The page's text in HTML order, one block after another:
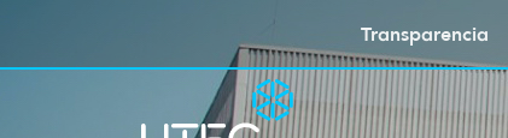
Transparencia